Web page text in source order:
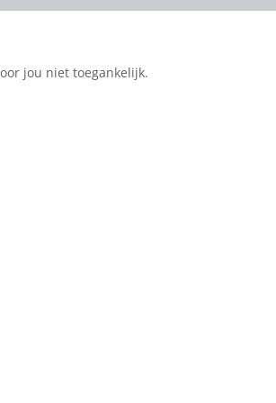
jou niet toegankelijk.